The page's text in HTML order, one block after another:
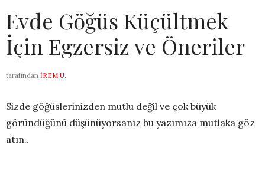
Evde Göğüs Küçültmek
İçin Egzersiz ve Öneriler
tarafından İREM U.
Sizde göğüslerinizden mutlu değil ve çok büyük
göründüğünü düşünüyorsanız bu yazımıza mutlaka göz
atın..